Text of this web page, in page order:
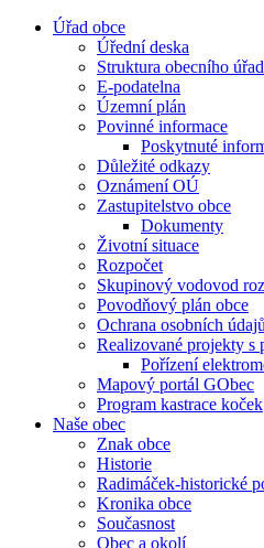
Úřad obce
Úřední deska
Struktura obecního
E-podatelna
Územní plán
Povinné informace
Poskytnuté
Důležité odkazy
Oznámení OÚ
Zastupitelstvo obce
Dokumenty
Životní situace
Rozpočet
Skupinový vodovod
Povodňový plán obce
Ochrana osobních údajů
Realizované projekty s
Pořízení
Mapový portál GObec
Program kastrace koček
Naše obec
Znak obce
Historie
Radimáček-historické
Kronika obce
Současnost
Obec a okolí